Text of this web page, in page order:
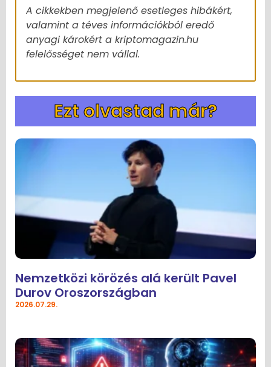
A cikkekben megjelenő esetleges hibákért,
valamint a téves információkból eredő
anyagi károkért a kriptomagazin.hu
felelősséget nem vállal.
Ezt olvastad már?
Nemzetközi körözés alá került Pavel
Durov Oroszországban
2026.07.29.